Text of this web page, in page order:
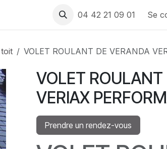
Assistance04 42 21 09 01 Se
VOLET ROULANT DE VERANDA
VOLET ROULANT
VERIAX
Prendre un rendez-vous